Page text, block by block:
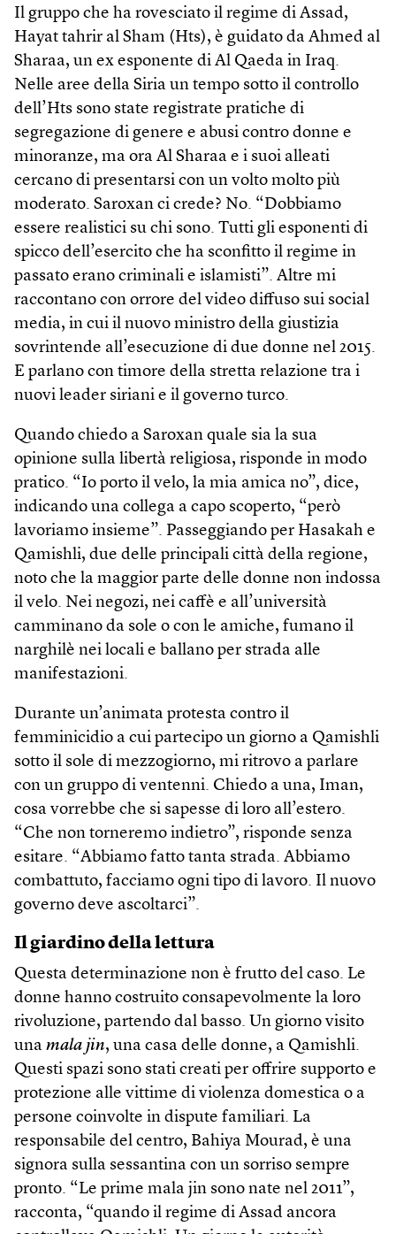
Il gruppo che ha rovesciato il regime di Assad,
Hayat tahrir al Sham (Hts), è guidato da Ahmed al
Sharaa, un ex esponente di Al Qaeda in Iraq.
Nelle aree della Siria un tempo sotto il controllo
dell’Hts sono state registrate pratiche di
segregazione di genere e abusi contro donne e
minoranze, ma ora Al Sharaa e i suoi alleati
cercano di presentarsi con un volto molto più
moderato. Saroxan ci crede? No. “Dobbiamo
essere realistici su chi sono. Tutti gli esponenti di
spicco dell’esercito che ha sconfitto il regime in
passato erano criminali e islamisti”. Altre mi
raccontano con orrore del video diffuso sui social
media, in cui il nuovo ministro della giustizia
sovrintende all’esecuzione di due donne nel 2015.
E parlano con timore della stretta relazione tra i
nuovi leader siriani e il governo turco.
Quando chiedo a Saroxan quale sia la sua
opinione sulla libertà religiosa, risponde in modo
pratico. “Io porto il velo, la mia amica no”, dice,
indicando una collega a capo scoperto, “però
lavoriamo insieme”. Passeggiando per Hasakah e
Qamishli, due delle principali città della regione,
noto che la maggior parte delle donne non indossa
il velo. Nei negozi, nei caffè e all’università
camminano da sole o con le amiche, fumano il
narghilè nei locali e ballano per strada alle
manifestazioni.
Durante un’animata protesta contro il
femminicidio a cui partecipo un giorno a Qamishli
sotto il sole di mezzogiorno, mi ritrovo a parlare
con un gruppo di ventenni. Chiedo a una, Iman,
cosa vorrebbe che si sapesse di loro all’estero.
“Che non torneremo indietro”, risponde senza
esitare. “Abbiamo fatto tanta strada. Abbiamo
combattuto, facciamo ogni tipo di lavoro. Il nuovo
governo deve ascoltarci”.
Il giardino della lettura
Questa determinazione non è frutto del caso. Le
donne hanno costruito consapevolmente la loro
rivoluzione, partendo dal basso. Un giorno visito
una mala jin, una casa delle donne, a Qamishli.
Questi spazi sono stati creati per offrire supporto e
protezione alle vittime di violenza domestica o a
persone coinvolte in dispute familiari. La
responsabile del centro, Bahiya Mourad, è una
signora sulla sessantina con un sorriso sempre
pronto. “Le prime mala jin sono nate nel 2011”,
racconta, “quando il regime di Assad ancora